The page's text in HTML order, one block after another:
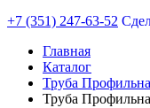
+7 (351) 247-63-52
Главная
Каталог
Труба
Труба